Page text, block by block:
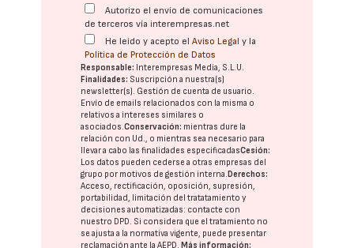
Autorizo el envío de comunicaciones
de terceros vía interempresas.net
He leído y acepto elAviso Legal y la
Política de Protección de Datos
Responsable: Interempresas Media, S.L.U.
Finalidades: Suscripción a nuestra(s)
newsletter(s). Gestión de cuenta de usuario.
Envío de emails relacionados con la misma o
relativos a intereses similares o
asociados.Conservación: mientras dure la
relación con Ud., o mientras sea necesario para
llevar a cabo las finalidades especificadasCesión:
Los datos pueden cederse a otras empresas del
grupo por motivos de gestión interna.Derechos:
Acceso, rectificación, oposición, supresión,
portabilidad, limitación del tratatamiento y
decisiones automatizadas: contacte con
nuestro DPD. Si considera que el tratamiento no
se ajusta a la normativa vigente, puede presentar
reclamación ante laAEPD.Más información: